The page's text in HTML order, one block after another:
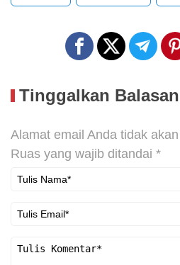
Tinggalkan Balasan
Alamat email Anda tidak
Ruas yang wajib ditandai *